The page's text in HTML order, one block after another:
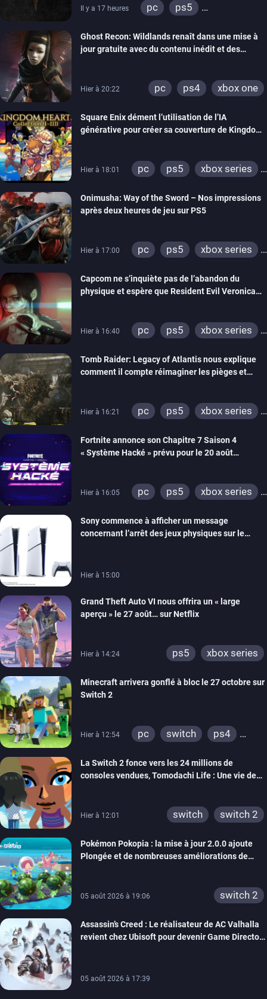
Il y a 17 heures pc
ps5
ps4
xbox one
nintendo 64
Ghost Recon: Wildlands renaît dans une mise à
jour gratuite avec du contenu inédit et des
Hier à 20:22 pc ps4 xbox one
Square Enix dément l’utilisation de l’IA
générative pour créer sa couverture de Kingdom
Hier à 18:01 pc ps5
xbox series
Onimusha: Way of the Sword – Nos impressions
après deux heures de jeu sur PS5
Hier à 17:00 pc ps5
xbox series
Capcom ne s’inquiète pas de l’abandon du
physique et espère que Resident Evil Veronica
Hier à 16:40 pc ps5
xbox series
Tomb Raider: Legacy of Atlantis nous explique
comment il compte réimaginer les pièges et
Hier à 16:21 pc ps5
xbox series
Fortnite annonce son Chapitre 7 Saison 4
« Système Hacké » prévu pour le 20 août
Hier à 16:05 pc ps5
xbox series
ps4
xbox one
switch 2
Sony commence à afficher un message
concernant l’arrêt des jeux physiques sur le
Hier à 15:00
Grand Theft Auto VI nous offrira un « large
aperçu » le 27 août… sur Netflix
Hier à 14:24 ps5 xbox series
Minecraft arrivera gonflé à bloc le 27 octobre sur
Switch 2
Hier à 12:54 pc switch
ps4
wiiu
3ds
ps3
xbox 360
switch 2
La Switch 2 fonce vers les 24 millions de
consoles vendues, Tomodachi Life : Une vie de
Hier à 12:01 switch switch 2
Pokémon Pokopia : la mise à jour 2.0.0 ajoute
Plongée et de nombreuses améliorations de
05 août 2026 à 19:06 switch 2
Assassin’s Creed : Le réalisateur de AC Valhalla
revient chez Ubisoft pour devenir Game Director
05 août 2026 à 17:39